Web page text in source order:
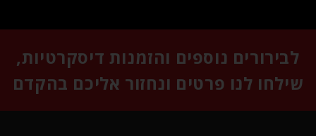
לבירורים נוספים והזמנות דיסקרטיות,
שילחו לנו פרטים ונחזור אליכם בהקדם